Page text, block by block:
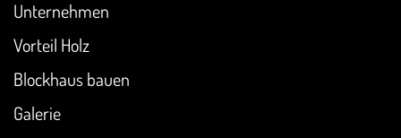
Unternehmen
Vorteil Holz
Blockhaus bauen
Galerie